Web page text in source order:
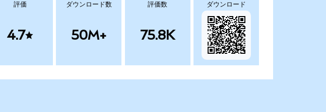
評価
4.7
ダウンロード数
50M+
評価数
75.8K
ダウンロード